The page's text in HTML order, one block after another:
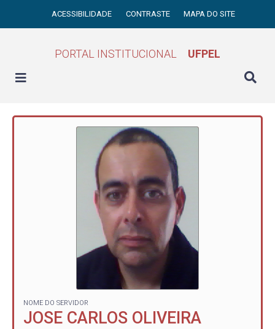
ACESSIBILIDADE CONTRASTE MAPA DO SITE
PORTAL INSTITUCIONAL UFPEL
NOME DO SERVIDOR
JOSE CARLOS OLIVEIRA